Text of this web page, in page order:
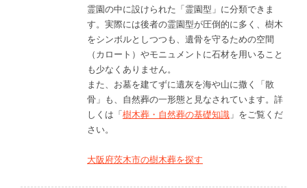
霊園の中に設けられた「霊園型」に分類できま
す。実際には後者の霊園型が圧倒的に多く、樹木
をシンボルとしつつも、遺骨を守るための空間
（カロート）やモニュメントに石材を用いること
も少なくありません。
また、お墓を建てずに遺灰を海や山に撒く「散
骨」も、自然葬の一形態と見なされています。詳
しくは「樹木葬・自然葬の基礎知識 」をご覧くだ
さい。
大阪府茨木市の樹木葬を探す